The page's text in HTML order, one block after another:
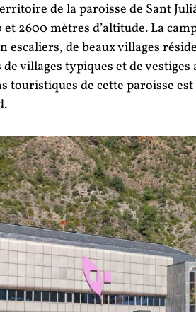
de la paroisse de Sant
2600 mètres d’altitude. La
escaliers, de beaux villages
villages typiques et de
touristiques de cette paroisse est